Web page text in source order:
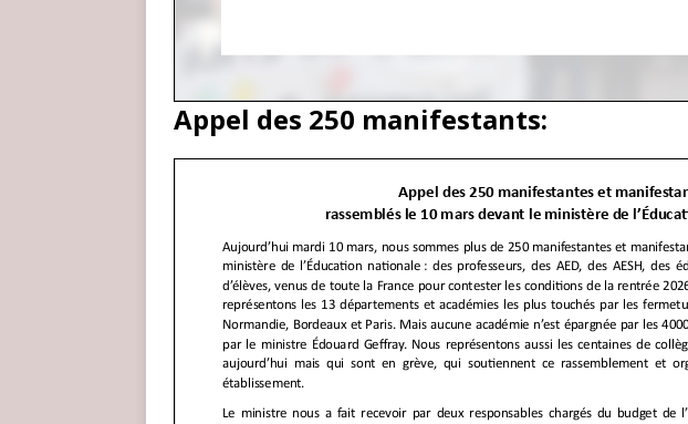
Appel des 250 manifestants: